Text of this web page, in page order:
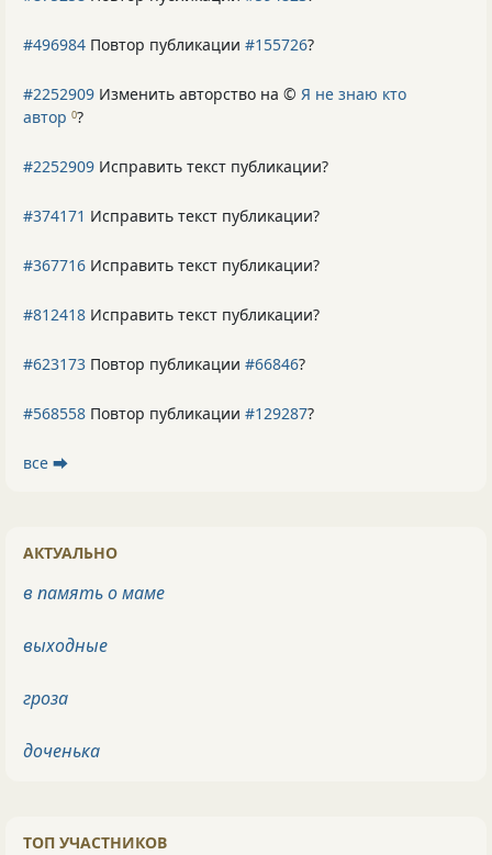
#496984 Повтор публикации #155726?
#2252909 Изменить авторство на © Я не знаю кто
автор 0?
#2252909 Исправить текст публикации?
#374171 Исправить текст публикации?
#367716 Исправить текст публикации?
#812418 Исправить текст публикации?
#623173 Повтор публикации #66846?
#568558 Повтор публикации #129287?
все ⮕
АКТУАЛЬНО
в память о маме
выходные
гроза
доченька
ТОП УЧАСТНИКОВ